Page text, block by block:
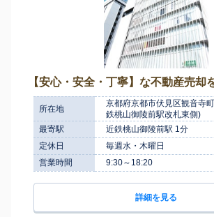
【安心・安全・丁寧】な不動産売却
所在地
京都府京都市伏見区観音寺
鉄桃山御陵前駅改札東側)
最寄駅
近鉄桃山御陵前駅 1分
定休日
毎週水・木曜日
営業時間
9:30～18:20
詳細を見る